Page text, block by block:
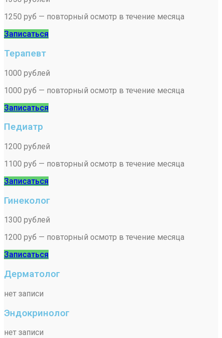
1250 руб — повторный осмотр в течение месяца
Записаться
Терапевт
1000 рублей
1000 руб — повторный осмотр в течение месяца
Записаться
Педиатр
1200 рублей
1100 руб — повторный осмотр в течение месяца
Записаться
Гинеколог
1300 рублей
1200 руб — повторный осмотр в течение месяца
Записаться
Дерматолог
нет записи
Эндокринолог
нет записи